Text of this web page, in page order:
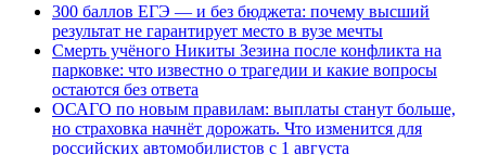
300 баллов ЕГЭ — и без бюджета: почему высший
результат не гарантирует место в вузе мечты
Смерть учёного Никиты Зезина после конфликта на
парковке: что известно о трагедии и какие вопросы
остаются без ответа
ОСАГО по новым правилам: выплаты станут больше,
но страховка начнёт дорожать. Что изменится для
российских автомобилистов с 1 августа